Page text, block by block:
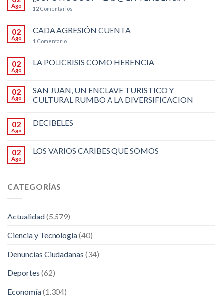
Ago 12 Comentarios
02
Ago
CADA AGRESIÓN CUENTA
1 Comentario
02
Ago
LA POLICRISIS COMO HERENCIA
02
Ago
SAN JUAN, UN ENCLAVE TURÍSTICO Y
CULTURAL RUMBO A LA DIVERSIFICACION
02
Ago
DECIBELES
02
Ago
LOS VARIOS CARIBES QUE SOMOS
CATEGORÍAS
Actualidad(5.579)
Ciencia y Tecnología(40)
Denuncias Ciudadanas (34)
Deportes (62)
Economía(1.304)